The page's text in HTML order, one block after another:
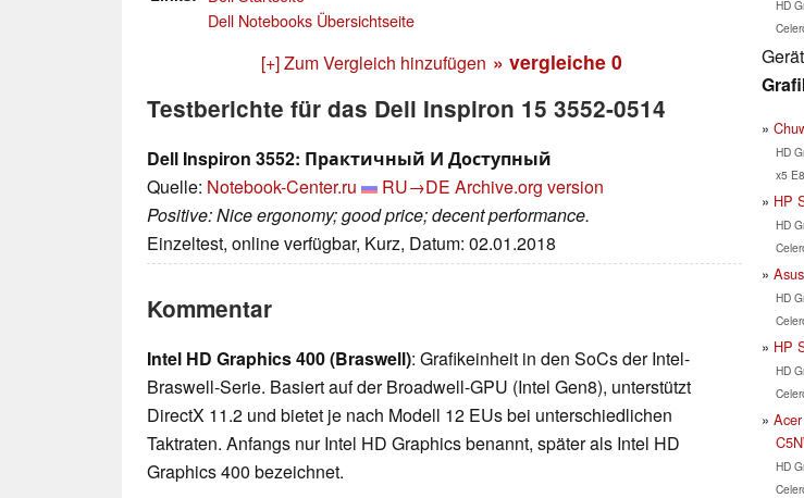
Dell Notebooks Übersichtseite
[+] Zum Vergleich hinzufügen » vergleiche 0
Testberichte für das Dell Inspiron 15 3552-0514
Dell Inspiron 3552: Практичный И Доступный
Quelle: Notebook-Center.ru RU→DE Archive.org version
Positive: Nice ergonomy; good price; decent performance.
Einzeltest, online verfügbar, Kurz, Datum: 02.01.2018
Kommentar
Intel HD Graphics 400 (Braswell): Grafikeinheit in den SoCs der Intel-
Braswell-Serie. Basiert auf der Broadwell-GPU (Intel Gen8), unterstützt
DirectX 11.2 und bietet je nach Modell 12 EUs bei unterschiedlichen
Taktraten. Anfangs nur Intel HD Graphics benannt, später als Intel HD
Graphics 400 bezeichnet.
HD
HD
x5
HP
HD
HD
HP
HD
HD